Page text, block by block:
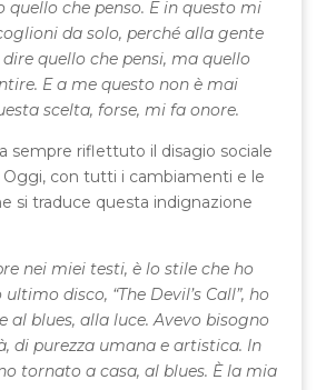
quello che penso. E in questo mi
da solo, perché alla gente
quello che pensi, ma quello
E a me questo non è mai
scelta, forse, mi fa onore.
sempre riflettuto il disagio sociale
Oggi, con tutti i cambiamenti e le
si traduce questa indignazione
nei miei testi, è lo stile che ho
disco, “The Devil’s Call”, ho
al blues, alla luce. Avevo bisogno
di purezza umana e artistica. In
tornato a casa, al blues. È la mia